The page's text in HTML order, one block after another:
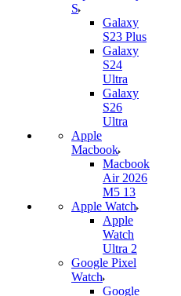
S
Galaxy
S23 Plus
Galaxy
S24
Ultra
Galaxy
S26
Ultra
Apple
Macbook
Macbook
Air 2026
M5 13
Apple Watch
Apple
Watch
Ultra 2
Google Pixel
Watch
Google